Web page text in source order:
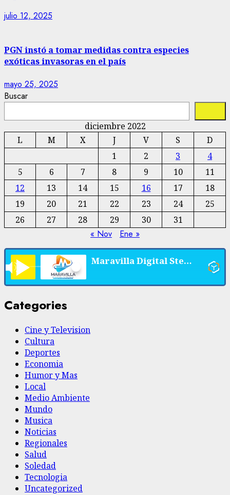
julio 12, 2025
PGN instó a tomar medidas contra especies
exóticas invasoras en el país
mayo 25, 2025
Buscar
diciembre 2022
L
M X J V S
D
1
2 3
4
5
6 7 8 9 10
11
12
13 14 15 16 17
18
19
20 21 22 23 24
25
26
27 28 29 30 31
« Nov Ene »
Maravilla Digital Stereo
Categories
Cine y Television
Cultura
Deportes
Economia
Humor y Mas
Local
Medio Ambiente
Mundo
Musica
Noticias
Regionales
Salud
Soledad
Tecnologia
Uncategorized